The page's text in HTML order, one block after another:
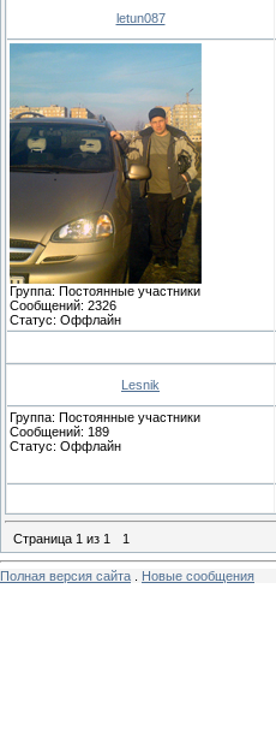
letun087
Группа: Постоянные участники
Сообщений: 2326
Статус: Оффлайн
Lesnik
Группа: Постоянные участники
Сообщений: 189
Статус: Оффлайн
Страница 1 из 1 1
Полная версия сайта Новые сообщения